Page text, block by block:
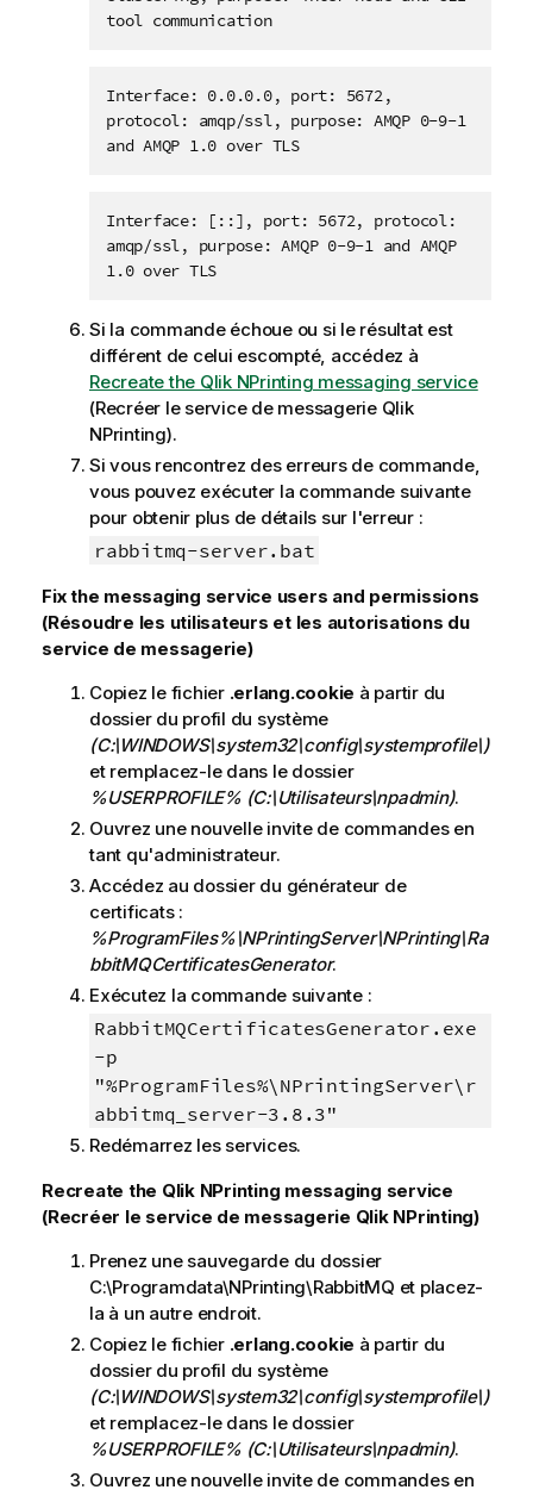
tool communication
Interface: 0.0.0.0, port: 5672,
protocol: amqp/ssl, purpose: AMQP 0-9-1
and AMQP 1.0 over TLS
Interface: [::], port: 5672, protocol:
amqp/ssl, purpose: AMQP 0-9-1 and AMQP
1.0 over TLS
Si la commande échoue ou si le résultat est
différent de celui escompté, accédez à
Recreate the Qlik NPrinting messaging service
(Recréer le service de messagerie Qlik
NPrinting).
Si vous rencontrez des erreurs de commande,
vous pouvez exécuter la commande suivante
pour obtenir plus de détails sur l'erreur :
rabbitmq-server.bat
Fix the messaging service users and permissions
(Résoudre les utilisateurs et les autorisations du
service de messagerie)
Copiez le fichier .erlang.cookie à partir du
dossier du profil du système
(C:\WINDOWS\system32\config\systemprofile\)
et remplacez-le dans le dossier
%USERPROFILE% (C:\Utilisateurs\npadmin).
Ouvrez une nouvelle invite de commandes en
tant qu'administrateur.
Accédez au dossier du générateur de
certificats :
%ProgramFiles%\NPrintingServer\NPrinting\Ra
bbitMQCertificatesGenerator.
Exécutez la commande suivante :
RabbitMQCertificatesGenerator.exe
-p
"%ProgramFiles%\NPrintingServer\r
abbitmq_server-3.8.3"
Redémarrez les services.
Recreate the Qlik NPrinting messaging service
(Recréer le service de messagerie Qlik NPrinting)
Prenez une sauvegarde du dossier
C:\Programdata\NPrinting\RabbitMQ et placez-
la à un autre endroit.
Copiez le fichier .erlang.cookie à partir du
dossier du profil du système
(C:\WINDOWS\system32\config\systemprofile\)
et remplacez-le dans le dossier
%USERPROFILE% (C:\Utilisateurs\npadmin).
Ouvrez une nouvelle invite de commandes en